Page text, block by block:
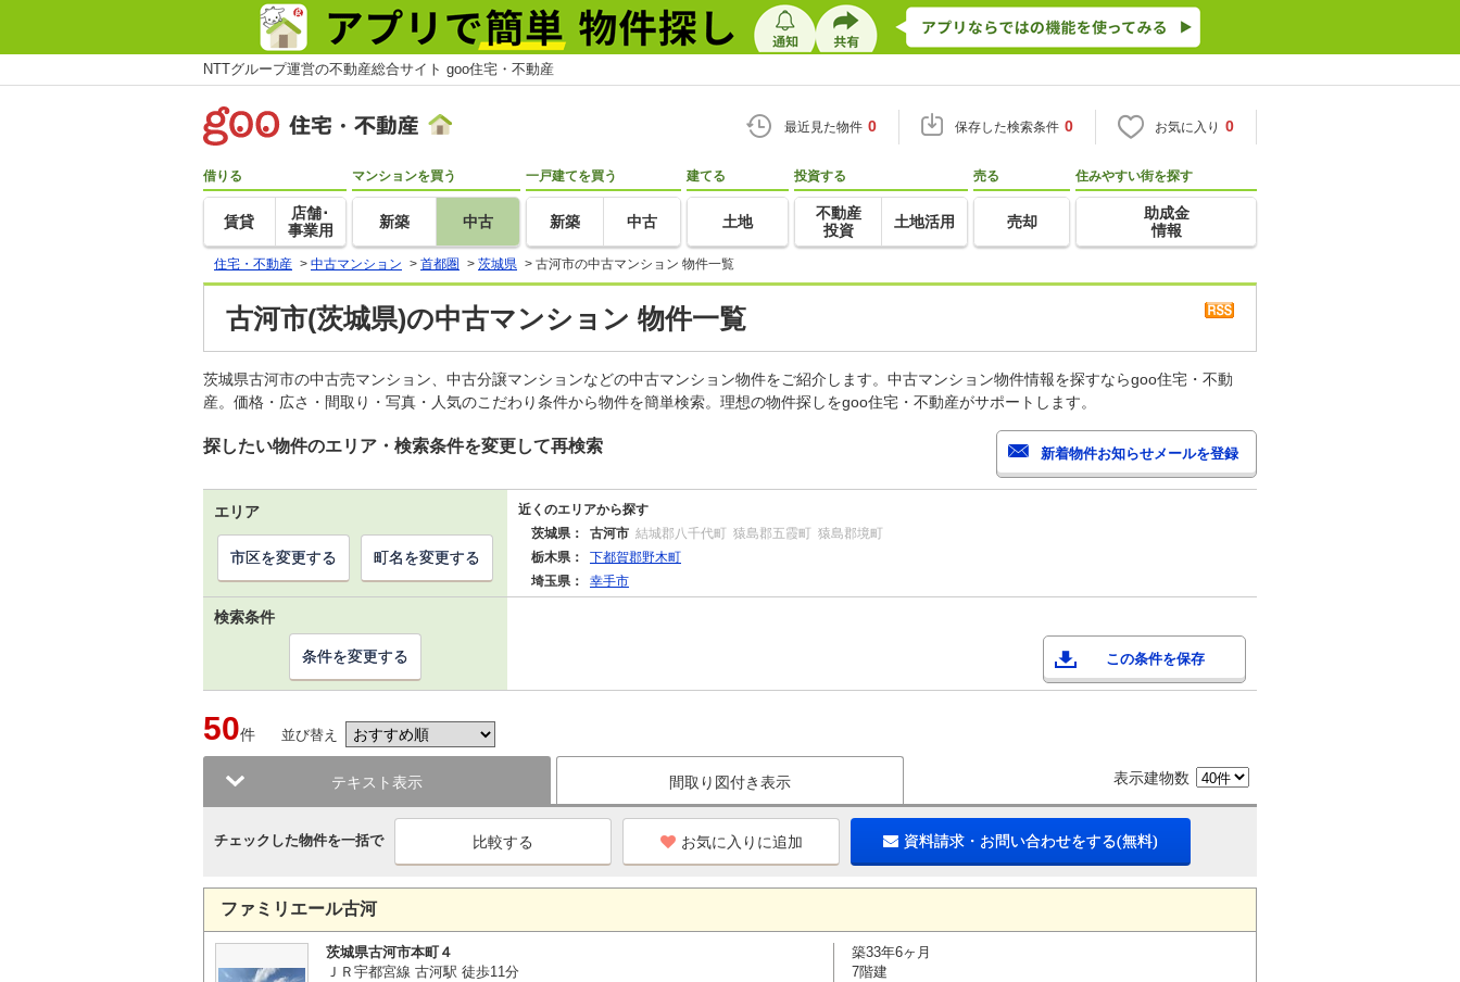
NTTグループ運営の不動産総合サイト goo住宅・不動産
最近見た物件 0 保存した検索条件 0 お気に入り 0
借りる
賃貸
店舗･
事業用
マンションを買う
新築 中古
一戸建てを買う
新築 中古
建てる
土地
投資する
不動産
投資
土地活用
売る
売却
住みやすい街を探す
助成金
情報
住宅・不動産 > 中古マンション > 首都圏 > 茨城県 > 古河市の中古マンション 物件一覧
古河市(茨城県)の中古マンション 物件一覧
茨城県古河市の中古売マンション、中古分譲マンションなどの中古マンション物件をご紹介します。中古マンション物件情報を探すならgoo住宅・不動
産。価格・広さ・間取り・写真・人気のこだわり条件から物件を簡単検索。理想の物件探しをgoo住宅・不動産がサポートします。
探したい物件のエリア・検索条件を変更して再検索
エリア
近くのエリアから探す
茨城県：
古河市 結城郡八千代町 猿島郡五霞町 猿島郡境町
栃木県：
下都賀郡野木町
埼玉県：
幸手市
市区を変更する 町名を変更する
検索条件
この条件を保存
条件を変更する
50件 並び替え
テキスト表示 間取り図付き表示 表示建物数
チェックした物件を一括で お気に入りに追加 資料請求・お問い合わせをする(無料)
ファミリエール古河
茨城県古河市本町４
ＪＲ宇都宮線 古河駅 徒歩11分
築33年6ヶ月
7階建